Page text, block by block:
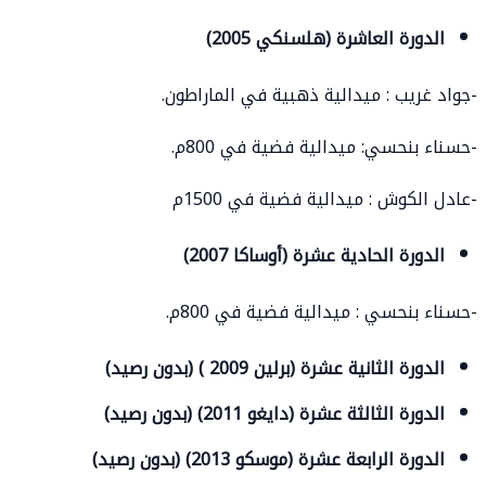
الدورة العاشرة (هلسنكي 2005)
-جواد غريب : ميدالية ذهبية في الماراطون.
-حسناء بنحسي: ميدالية فضية في 800م.
-عادل الكوش : ميدالية فضية في 1500م
الدورة الحادية عشرة (أوساكا 2007)
-حسناء بنحسي : ميدالية فضية في 800م.
الدورة الثانية عشرة (برلين 2009 ) (بدون رصيد)
الدورة الثالثة عشرة (دايغو 2011) (بدون رصيد)
الدورة الرابعة عشرة (موسكو 2013) (بدون رصيد)